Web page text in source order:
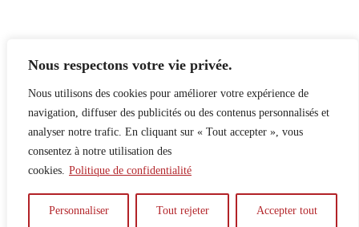
Nous respectons votre vie privée.
Nous utilisons des cookies pour améliorer votre expérience de
navigation, diffuser des publicités ou des contenus personnalisés et
analyser notre trafic. En cliquant sur « Tout accepter », vous
consentez à notre utilisation des
cookies. Politique de confidentialité
Personnaliser Tout rejeter Accepter tout